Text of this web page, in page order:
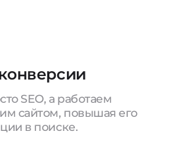
SEO, а работаем
сайтом, повышая его
в поиске.